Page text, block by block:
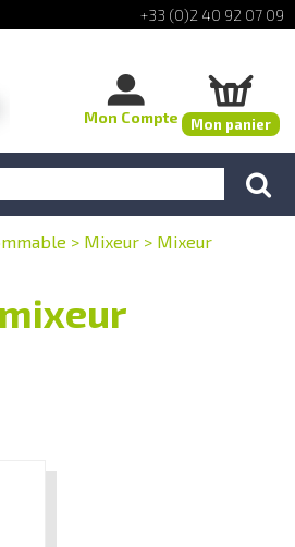
+33 (0)2 40 92 07 09
Mon Compte Mon panier
> Mixeur > Mixeur